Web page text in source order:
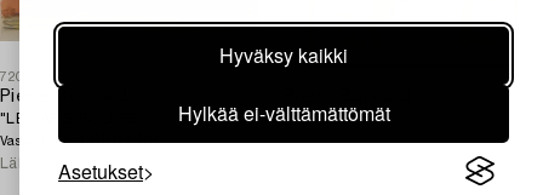
Hyväksy kaikki
Hylkää ei-välttämättömät
Asetukset
720464
Pierre Bonnard
"LE TAPIS ROUGE".
Vasarahinta1 860 EUR
Lähtöhinta
1 800 EUR
"Le radiateur".